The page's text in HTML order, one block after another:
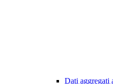
Dati aggregati